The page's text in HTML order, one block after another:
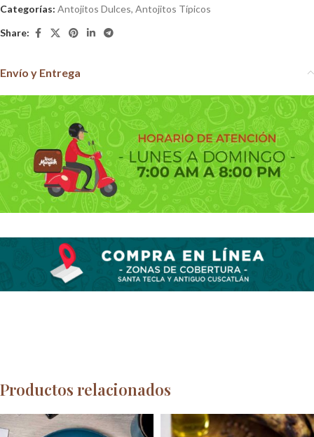
Categorías: Antojitos Dulces, Antojitos Típicos
Share:
Envío y Entrega
Productos relacionados